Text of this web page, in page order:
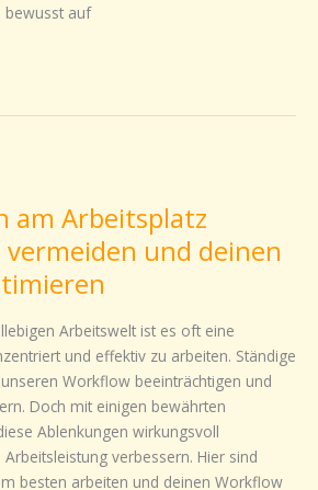
auf
am Arbeitsplatz
und deinen
Arbeitswelt ist es oft eine
und effektiv zu arbeiten. Ständige
Workflow beeinträchtigen und
Doch mit einigen bewährten
Ablenkungen wirkungsvoll
verbessern. Hier sind
besten arbeiten und deinen Workflow